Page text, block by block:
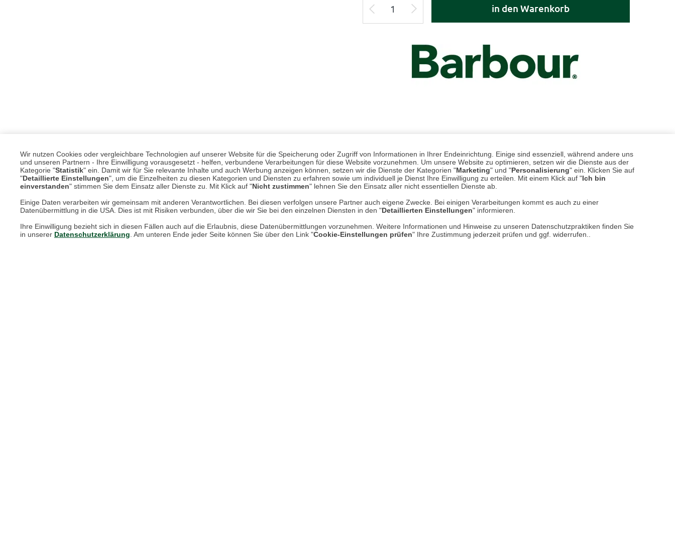
Wir nutzen Cookies oder vergleichbare Technologien auf unserer Website für die Speicherung oder Zugriff von Informationen in Ihrer Endeinrichtung. Einige sind essenziell, während andere uns
und unseren Partnern - Ihre Einwilligung vorausgesetzt - helfen, verbundene Verarbeitungen für diese Website vorzunehmen. Um unsere Website zu optimieren, setzen wir die Dienste aus der
Kategorie "Statistik" ein. Damit wir für Sie relevante Inhalte und auch Werbung anzeigen können, setzen wir die Dienste der Kategorien "Marketing" und "Personalisierung" ein. Klicken Sie auf
"Detaillierte Einstellungen", um die Einzelheiten zu diesen Kategorien und Diensten zu erfahren sowie um individuell je Dienst Ihre Einwilligung zu erteilen. Mit einem Klick auf "Ich bin
einverstanden" stimmen Sie dem Einsatz aller Dienste zu. Mit Klick auf "Nicht zustimmen" lehnen Sie den Einsatz aller nicht essentiellen Dienste ab.
Einige Daten verarbeiten wir gemeinsam mit anderen Verantwortlichen. Bei diesen verfolgen unsere Partner auch eigene Zwecke. Bei einigen Verarbeitungen kommt es auch zu einer
Datenübermittlung in die USA. Dies ist mit Risiken verbunden, über die wir Sie bei den einzelnen Diensten in den "Detaillierten Einstellungen" informieren.
Ihre Einwilligung bezieht sich in diesen Fällen auch auf die Erlaubnis, diese Datenübermittlungen vorzunehmen. Weitere Informationen und Hinweise zu unseren Datenschutzpraktiken finden Sie
in unserer Datenschutzerklärung . Am unteren Ende jeder Seite können Sie über den Link "Cookie-Einstellungen prüfen" Ihre Zustimmung jederzeit prüfen und ggf. widerrufen..
in den Warenkorb
Unkomplizierte Rücksendung typisch britisch mit Sorgfalt ausgewählt